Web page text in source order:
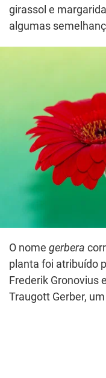
girassol e
algumas
O nome gerbera
planta foi atribuído
Frederik Gronovius
Traugott Gerber,